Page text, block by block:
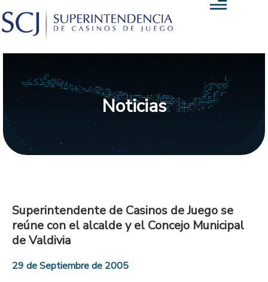
Noticias
Superintendente de Casinos de Juego se
reúne con el alcalde y el Concejo Municipal
de Valdivia
29 de Septiembre de 2005